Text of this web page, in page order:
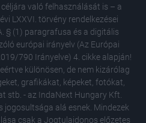
való felhasználását is – a
LXXVI. törvény rendelkezései
§ (1) paragrafusa és a digitális
európai irányelv (Az Európai
790 Irányelve) 4. cikke alapján!
különösen, de nem kizárólag
grafikákat, képeket, fotókat,
stb. - az IndaNext Hungary Kft.
alá esnek. Mindezek
csak a Jogtulajdonos előzetes